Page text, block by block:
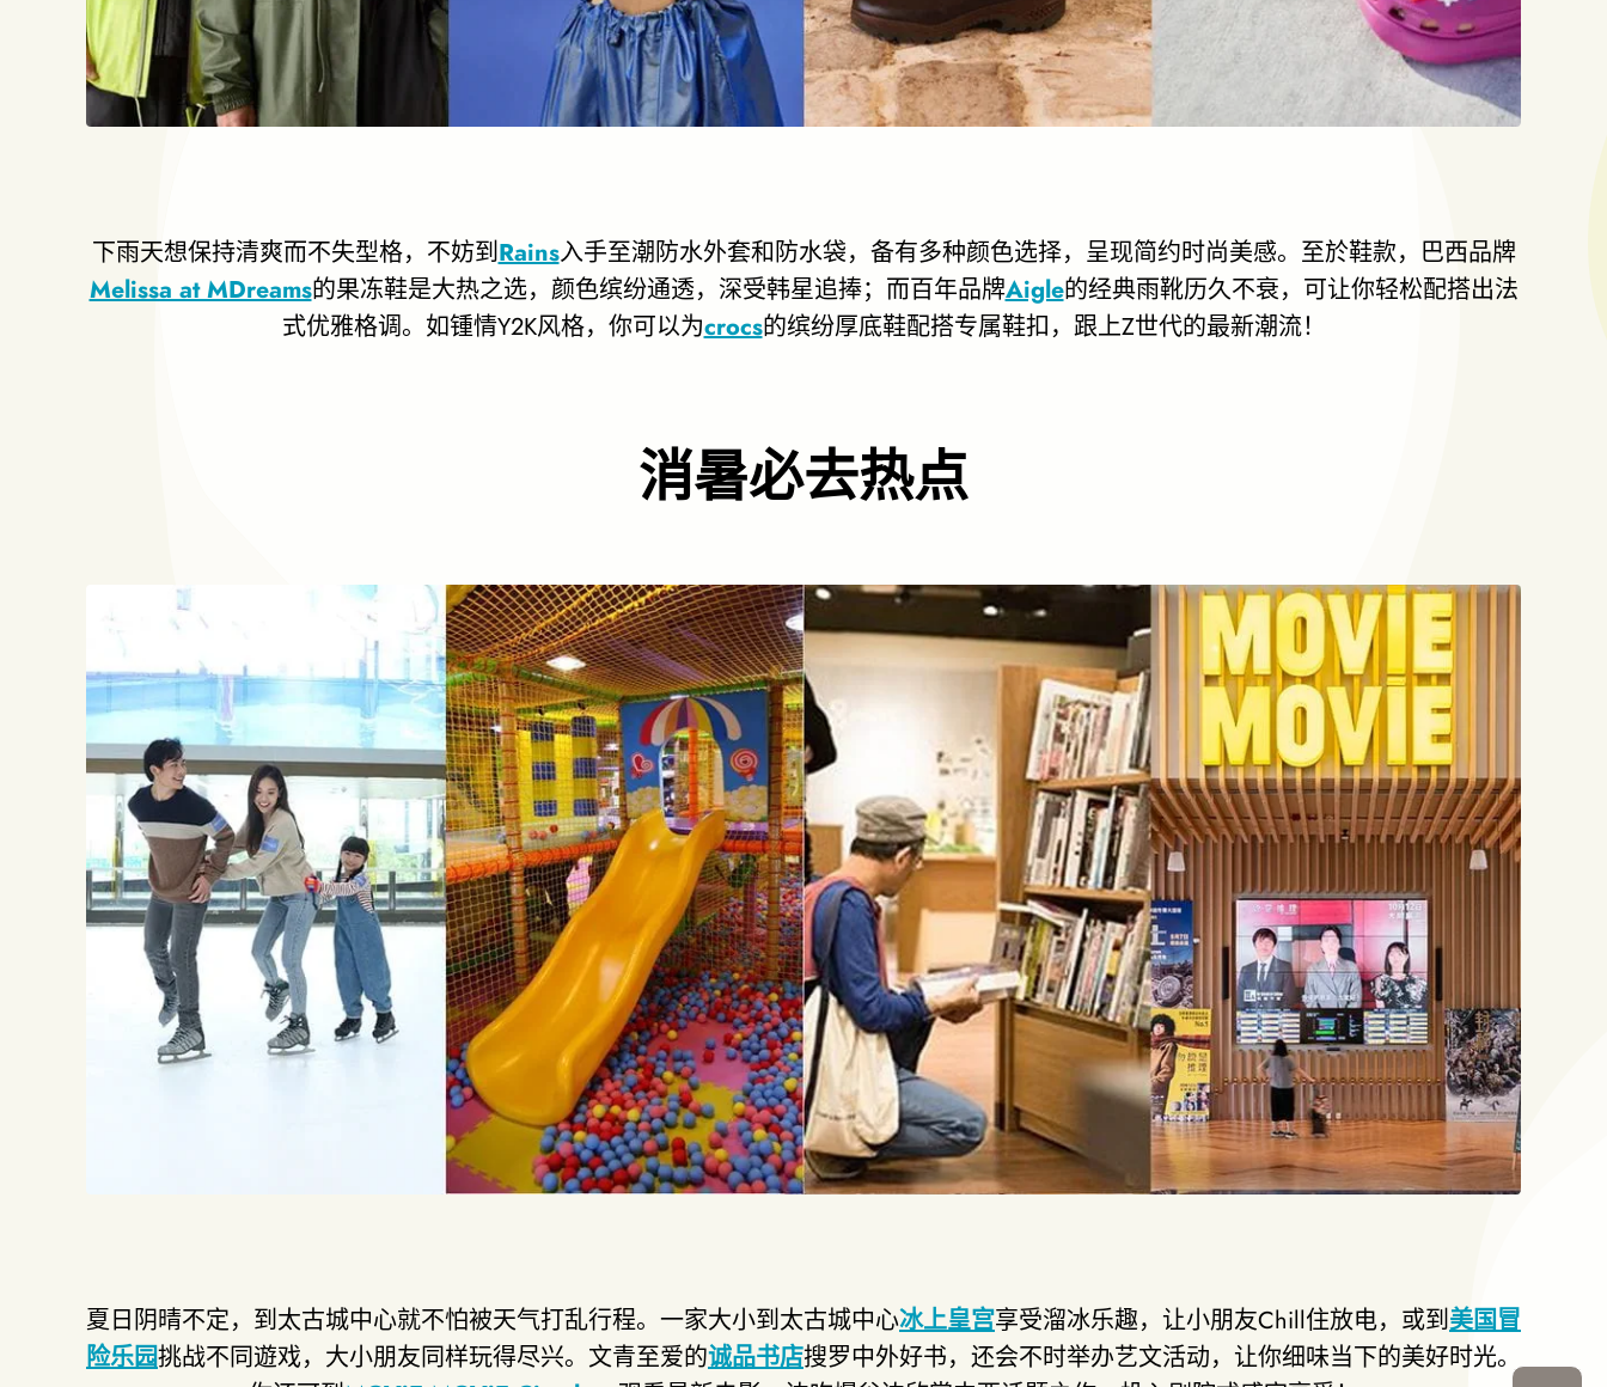
下雨天想保持清爽而不失型格，不妨到Rains入手至潮防水外套和防水袋，备有多种颜色选择，呈现简约时尚美感。至於鞋款，巴西品牌
Melissa at MDreams的果冻鞋是大热之选，颜色缤纷通透，深受韩星追捧；而百年品牌Aigle的经典雨靴历久不衰，可让你轻松配搭出法
式优雅格调。如锺情Y2K风格，你可以为crocs的缤纷厚底鞋配搭专属鞋扣，跟上Z世代的最新潮流！
消暑必去热点
夏日阴晴不定，到太古城中心就不怕被天气打乱行程。一家大小到太古城中心冰上皇宫享受溜冰乐趣，让小朋友Chill住放电，或到美国冒
险乐园挑战不同遊戏，大小朋友同样玩得尽兴。文青至爱的诚品书店搜罗中外好书，还会不时举办艺文活动，让你细味当下的美好时光。